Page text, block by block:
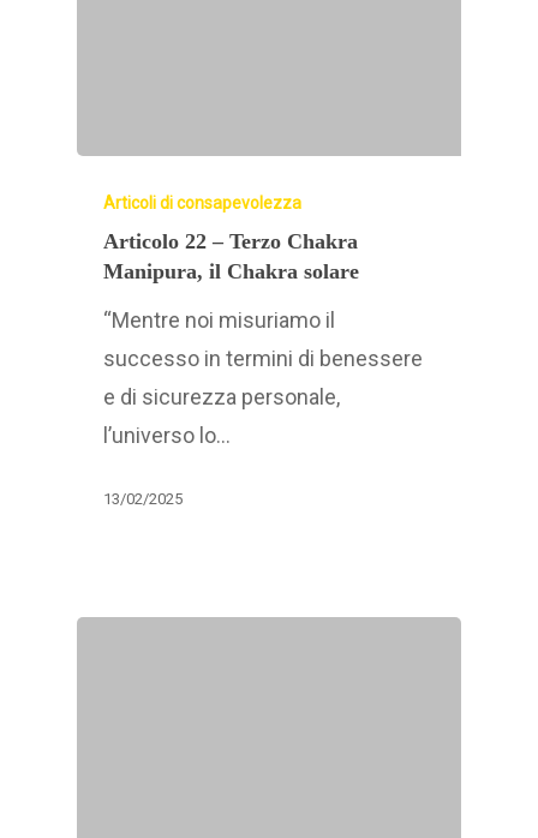
Articoli di consapevolezza
Articolo 22 – Terzo Chakra
Manipura, il Chakra solare
“Mentre noi misuriamo il
successo in termini di benessere
e di sicurezza personale,
l’universo lo…
13/02/2025